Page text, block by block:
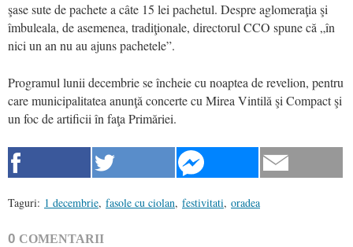
şase sute de pachete a câte 15 lei pachetul. Despre aglomeraţia şi
îmbuleala, de asemenea, tradiţionale, directorul CCO spune că „în
nici un an nu au ajuns pachetele”.
Programul lunii decembrie se încheie cu noaptea de revelion, pentru
care municipalitatea anunţă concerte cu Mirea Vintilă şi Compact şi
un foc de artificii în faţa Primăriei.
Taguri: 1 decembrie, fasole cu ciolan, festivitati, oradea
0 COMENTARII